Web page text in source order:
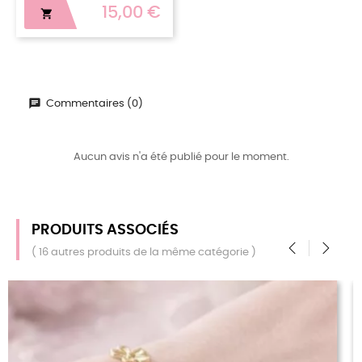
 15,00 €
Commentaires (0)
Aucun avis n'a été publié pour le moment.
PRODUITS ASSOCIÉS
( 16 autres produits de la même catégorie )
‹ ›